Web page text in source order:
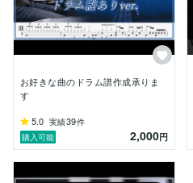
お好きな曲のドラム譜作成承りま
す
5.0 実績39件
購入可能
2,000円